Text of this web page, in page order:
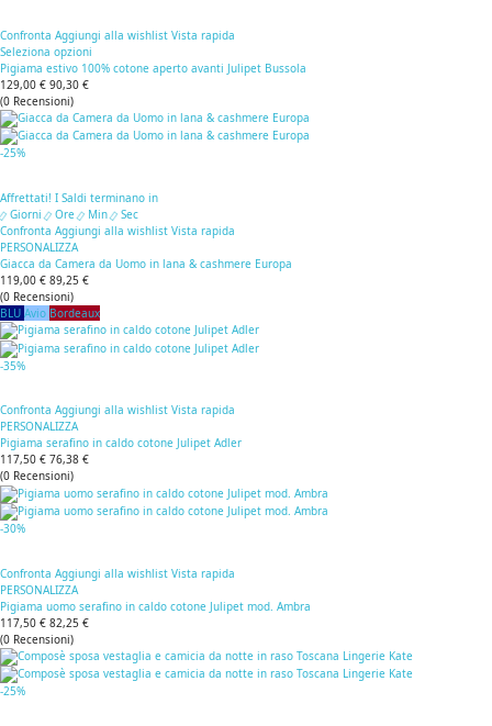
Confronta Aggiungi alla wishlist Vista rapida
Seleziona opzioni
Pigiama estivo 100% cotone aperto avanti Julipet Bussola
129,00 € 90,30 €
(0 Recensioni)
-25%
Affrettati! I Saldi terminano in
Giorni
Ore Min
Sec
Confronta Aggiungi alla wishlist Vista rapida
PERSONALIZZA
Giacca da Camera da Uomo in lana & cashmere Europa
119,00 € 89,25 €
(0 Recensioni)
BLU Avio Bordeaux
-35%
Confronta Aggiungi alla wishlist Vista rapida
PERSONALIZZA
Pigiama serafino in caldo cotone Julipet Adler
117,50 € 76,38 €
(0 Recensioni)
-30%
Confronta Aggiungi alla wishlist Vista rapida
PERSONALIZZA
Pigiama uomo serafino in caldo cotone Julipet mod. Ambra
117,50 € 82,25 €
(0 Recensioni)
-25%